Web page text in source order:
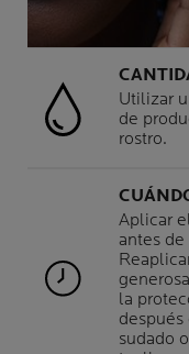
Utilizar
de
rostro.
Aplicar
antes
la
después
sudado